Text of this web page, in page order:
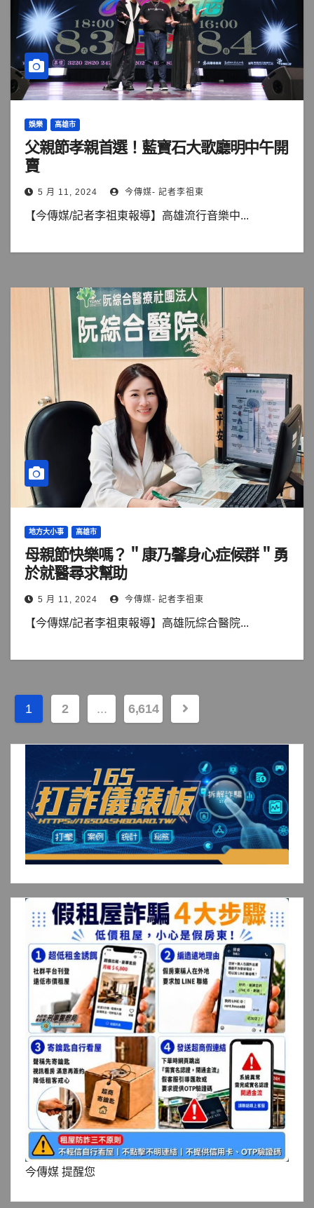
娛樂 高雄市
父親節孝親首選！藍寶石大歌廳明中午開
賣
5 月 11, 2024 今傳媒- 記者李祖東
【今傳媒/記者李祖東報導】高雄流行音樂中...
地方大小事 高雄市
母親節快樂嗎？＂康乃馨身心症候群＂勇
於就醫尋求幫助
5 月 11, 2024 今傳媒- 記者李祖東
【今傳媒/記者李祖東報導】高雄阮綜合醫院...
文
章
頁
1 2 ... 6,614
今傳媒 提醒您